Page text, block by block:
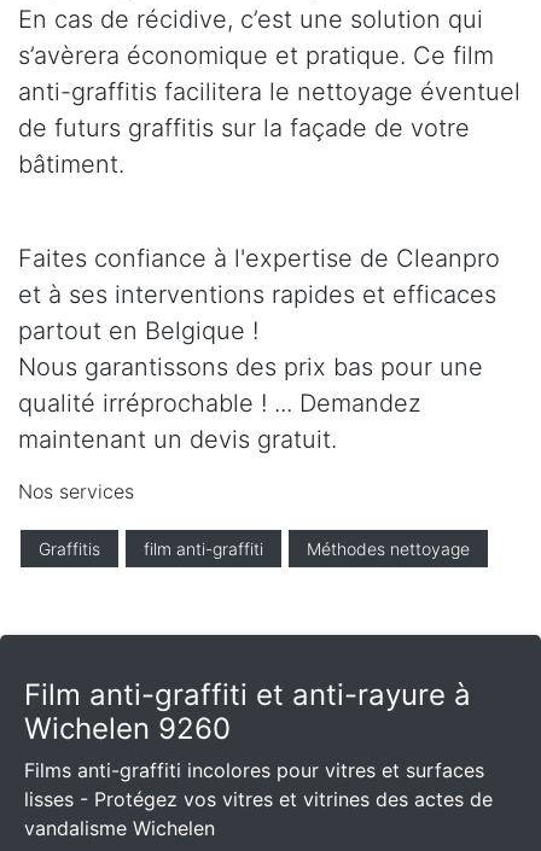
En cas de récidive, c’est une solution qui
s’avèrera économique et pratique. Ce film
anti-graffitis facilitera le nettoyage éventuel
de futurs graffitis sur la façade de votre
bâtiment.
Faites confiance à l'expertise de Cleanpro
et à ses interventions rapides et efficaces
partout en Belgique !
Nous garantissons des prix bas pour une
qualité irréprochable ! ... Demandez
maintenant un devis gratuit.
Nos services
Graffitis film anti-graffiti Méthodes nettoyage
Film anti-graffiti et anti-rayure à
Wichelen 9260
Films anti-graffiti incolores pour vitres et surfaces
lisses - Protégez vos vitres et vitrines des actes de
vandalisme Wichelen